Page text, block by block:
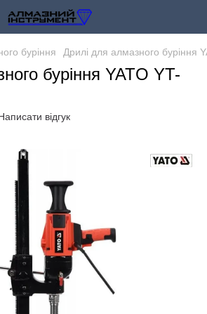
буріння Дрилі для алмазного буріння
буріння YATO YT-
відгук